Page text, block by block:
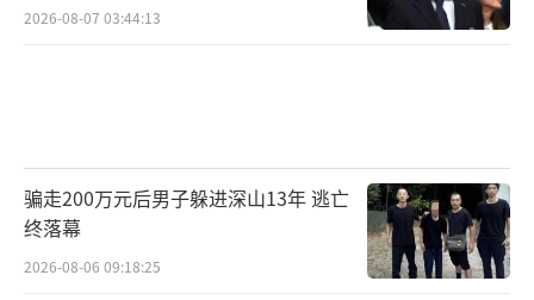
2026-08-07 03:44:13
骗走200万元后男子躲进深山13年 逃亡
终落幕
2026-08-06 09:18:25